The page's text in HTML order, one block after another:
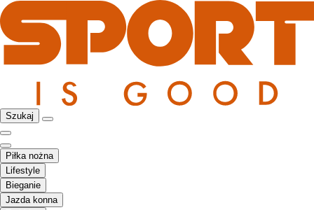
Szukaj
Piłka nożna
Lifestyle
Bieganie
Jazda konna